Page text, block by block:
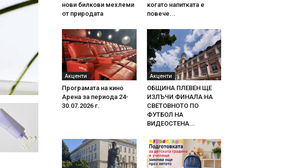
нови билкови мехлеми
от природата
когато напитката е
повече...
Акценти
Програмата на кино
Арена за периода 24-
30.07.2026 г.
Акценти
ОБЩИНА ПЛЕВЕН ЩЕ
ИЗЛЪЧИ ФИНАЛА НА
СВЕТОВНОТО ПО
ФУТБОЛ НА
ВИДЕОСТЕНА...